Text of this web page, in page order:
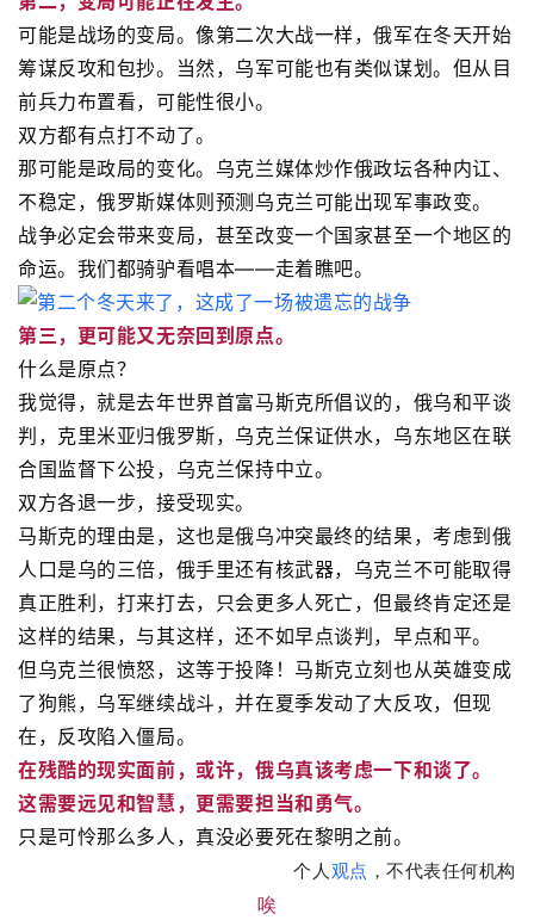
可能是战场的变局。像第二次大战一样，俄军在冬天开始
筹谋反攻和包抄。当然，乌军可能也有类似谋划。但从目
前兵力布置看，可能性很小。
双方都有点打不动了。
那可能是政局的变化。乌克兰媒体炒作俄政坛各种内讧、
不稳定，俄罗斯媒体则预测乌克兰可能出现军事政变。
战争必定会带来变局，甚至改变一个国家甚至一个地区的
命运。我们都骑驴看唱本——走着瞧吧。
第三，更可能又无奈回到原点。
什么是原点？
我觉得，就是去年世界首富马斯克所倡议的，俄乌和平谈
判，克里米亚归俄罗斯，乌克兰保证供水，乌东地区在联
合国监督下公投，乌克兰保持中立。
双方各退一步，接受现实。
马斯克的理由是，这也是俄乌冲突最终的结果，考虑到俄
人口是乌的三倍，俄手里还有核武器，乌克兰不可能取得
真正胜利，打来打去，只会更多人死亡，但最终肯定还是
这样的结果，与其这样，还不如早点谈判，早点和平。
但乌克兰很愤怒，这等于投降！马斯克立刻也从英雄变成
了狗熊，乌军继续战斗，并在夏季发动了大反攻，但现
在，反攻陷入僵局。
在残酷的现实面前，或许，俄乌真该考虑一下和谈了。
这需要远见和智慧，更需要担当和勇气。
只是可怜那么多人，真没必要死在黎明之前。
个人观点 ，不代表任何机构
唉